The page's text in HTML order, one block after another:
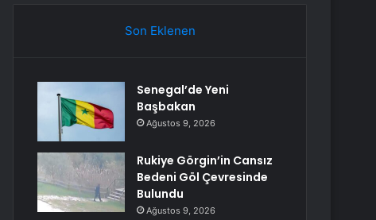
Son Eklenen
Senegal’de Yeni
Başbakan
Ağustos 9, 2026
Rukiye Görgin’in Cansız
Bedeni Göl Çevresinde
Bulundu
Ağustos 9, 2026